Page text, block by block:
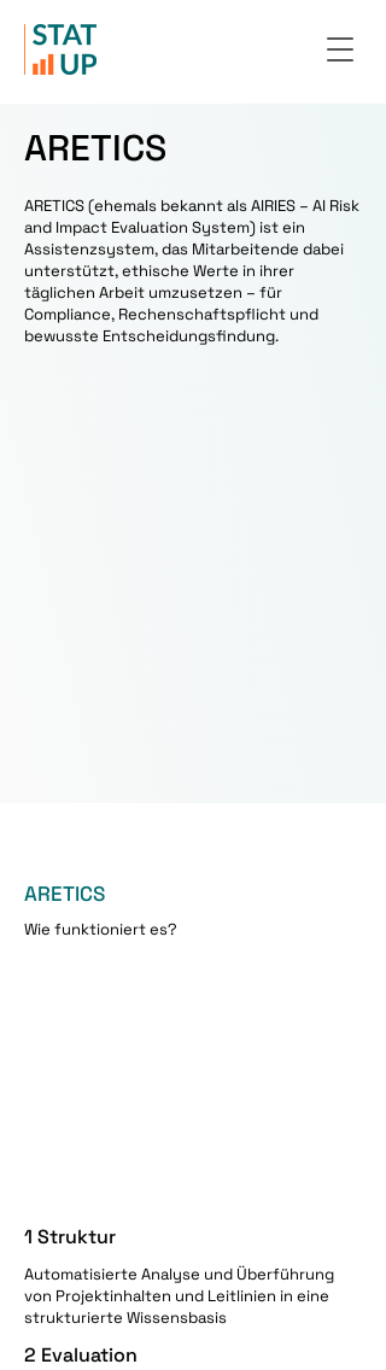
ARETICS
ARETICS (ehemals bekannt als AIRIES – AI Risk
and Impact Evaluation System) ist ein
Assistenzsystem, das Mitarbeitende dabei
unterstützt, ethische Werte in ihrer
täglichen Arbeit umzusetzen – für
Compliance, Rechenschaftspflicht und
bewusste Entscheidungsfindung.
ARETICS
Wie funktioniert es?
1 Struktur
Automatisierte Analyse und Überführung
von Projektinhalten und Leitlinien in eine
strukturierte Wissensbasis
2 Evaluation